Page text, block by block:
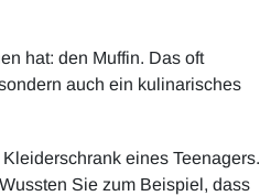
hat: den Muffin. Das oft
auch ein kulinarisches
eines Teenagers.
Sie zum Beispiel, dass